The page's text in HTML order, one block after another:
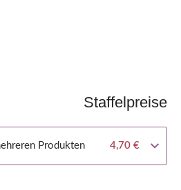
Staffelpreise
Produkten 4,70 €